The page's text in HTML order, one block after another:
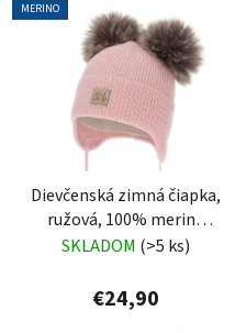
MERINO
Dievčenská zimná čiapka,
ružová, 100% merino
vlnená, zaväzovacia,
SKLADOM (>5 ks)
€24,90